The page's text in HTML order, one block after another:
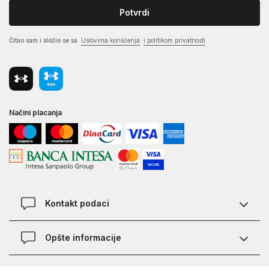
Potvrdi
Čitao sam i složio se sa Uslovima korišćenja i politikom privatnosti
Načini placanja
Kontakt podaci
Chat
Opšte informacije